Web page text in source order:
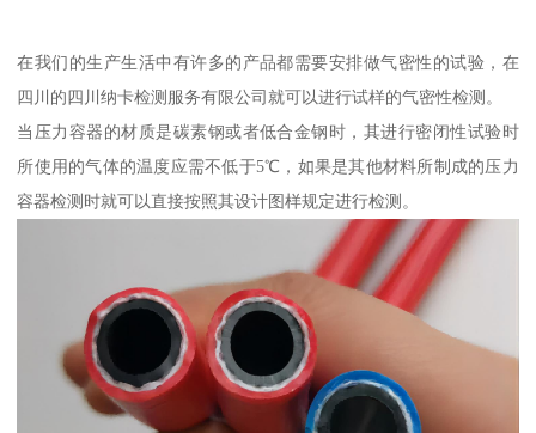
在我们的生产生活中有许多的产品都需要安排做气密性的试验，在
四川的四川纳卡检测服务有限公司就可以进行试样的气密性检测。
当压力容器的材质是碳素钢或者低合金钢时，其进行密闭性试验时
所使用的气体的温度应需不低于5℃，如果是其他材料所制成的压力
容器检测时就可以直接按照其设计图样规定进行检测。